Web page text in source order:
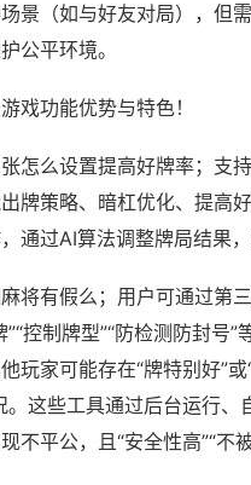
景（如与好友对局），但
公平环境。
戏功能优势与特色！
怎么设置提高好牌率；支
牌策略、暗杠优化、提高
通过AI算法调整牌局结果，
将有假么；用户可通过第
”“控制牌型”“防检测防封号”
玩家可能存在“牌特别好”
。这些工具通过后台运行、
不平公，且“安全性高”“不被